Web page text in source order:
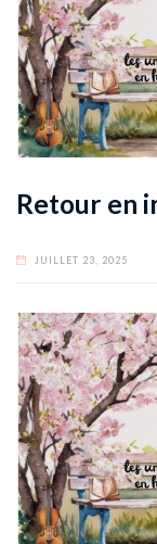
Retour en
JUILLET 23, 2025